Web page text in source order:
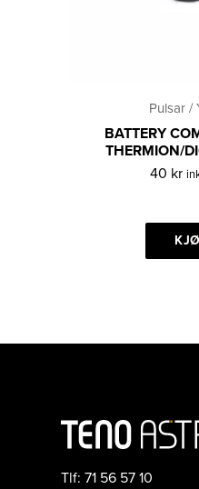
Pulsar /
BATTERY
THERMION/
40 kr
Tlf: 71 56 57 10